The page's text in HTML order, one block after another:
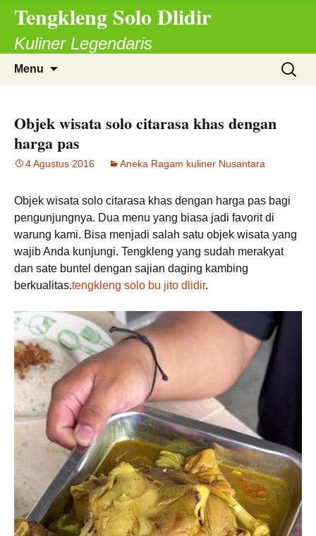
Tengkleng Solo Dlidir
Kuliner Legendaris
Menu
Cari
untuk:
Objek wisata solo citarasa khas dengan
harga pas
4 Agustus 2016 Aneka Ragam kuliner Nusantara
Objek wisata solo citarasa khas dengan harga pas bagi
pengunjungnya. Dua menu yang biasa jadi favorit di
warung kami. Bisa menjadi salah satu objek wisata yang
wajib Anda kunjungi. Tengkleng yang sudah merakyat
dan sate buntel dengan sajian daging kambing
berkualitas.tengkleng solo bu jito dlidir.